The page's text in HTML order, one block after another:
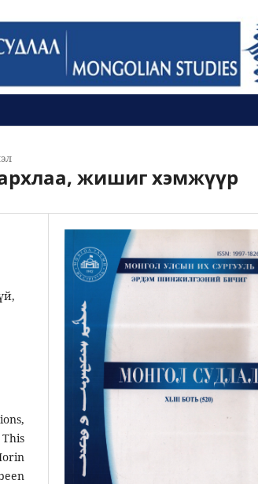
жишиг хэмжүүр